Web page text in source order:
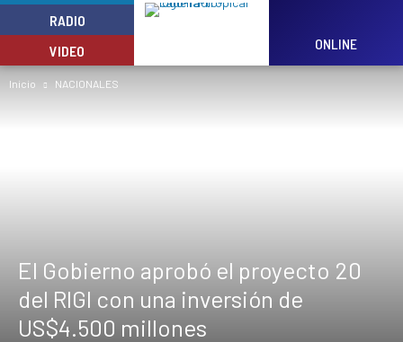
RADIO
VIDEO
ONLINE
Inicio NACIONALES
El Gobierno aprobó el proyecto 20
del RIGI con una inversión de
US$4.500 millones